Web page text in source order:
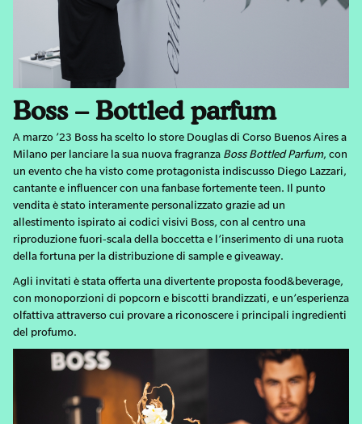
Boss – Bottled parfum
A marzo ’23 Boss ha scelto lo store Douglas di Corso Buenos Aires a
Milano per lanciare la sua nuova fragranza Boss Bottled Parfum, con
un evento che ha visto come protagonista indiscusso Diego Lazzari,
cantante e influencer con una fanbase fortemente teen. Il punto
vendita è stato interamente personalizzato grazie ad un
allestimento ispirato ai codici visivi Boss, con al centro una
riproduzione fuori-scala della boccetta e l’inserimento di una ruota
della fortuna per la distribuzione di sample e giveaway.
Agli invitati è stata offerta una divertente proposta food&beverage,
con monoporzioni di popcorn e biscotti brandizzati, e un’esperienza
olfattiva attraverso cui provare a riconoscere i principali ingredienti
del profumo.